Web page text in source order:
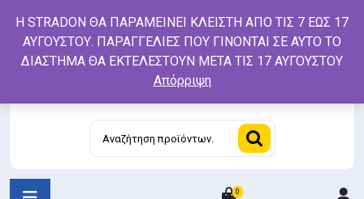
content
Αναζήτηση
0
Η STRADON ΘΑ ΠΑΡΑΜΕΙΝΕΙ ΚΛΕΙΣΤΗ ΑΠΟ ΤΙΣ 7 ΕΩΣ 17
ΑΥΓΟΥΣΤΟΥ. ΠΑΡΑΓΓΕΛΙΕΣ ΠΟΥ ΓΙΝΟΝΤΑΙ ΣΕ ΑΥΤΟ ΤΟ
ΔΙΑΣΤΗΜΑ ΘΑ ΕΚΤΕΛΕΣΤΟΥΝ ΜΕΤΑ ΤΙΣ 17 ΑΥΓΟΥΣΤΟΥ
Απόρριψη